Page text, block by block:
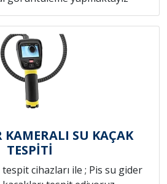
KAMERALI SU KAÇAK
TESPİTİ
cihazları ile ; Pis su gider